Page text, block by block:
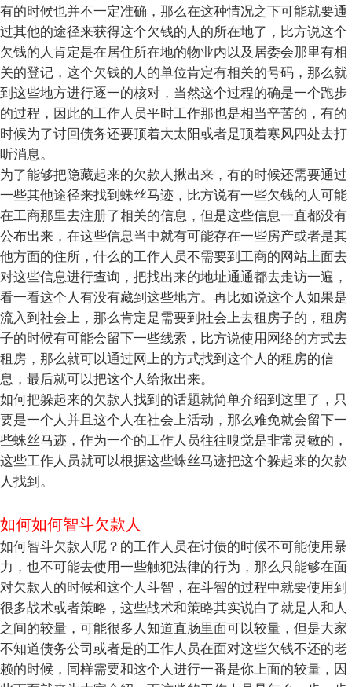
有的时候也并不一定准确，那么在这种情况之下可能就要通
过其他的途径来获得这个欠钱的人的所在地了，比方说这个
欠钱的人肯定是在居住所在地的物业内以及居委会那里有相
关的登记，这个欠钱的人的单位肯定有相关的号码，那么就
到这些地方进行逐一的核对，当然这个过程的确是一个跑步
的过程，因此的工作人员平时工作那也是相当辛苦的，有的
时候为了讨回债务还要顶着大太阳或者是顶着寒风四处去打
听消息。
为了能够把隐藏起来的欠款人揪出来，有的时候还需要通过
一些其他途径来找到蛛丝马迹，比方说有一些欠钱的人可能
在工商那里去注册了相关的信息，但是这些信息一直都没有
公布出来，在这些信息当中就有可能存在一些房产或者是其
他方面的住所，什么的工作人员不需要到工商的网站上面去
对这些信息进行查询，把找出来的地址通通都去走访一遍，
看一看这个人有没有藏到这些地方。再比如说这个人如果是
流入到社会上，那么肯定是需要到社会上去租房子的，租房
子的时候有可能会留下一些线索，比方说使用网络的方式去
租房，那么就可以通过网上的方式找到这个人的租房的信
息，最后就可以把这个人给揪出来。
如何把躲起来的欠款人找到的话题就简单介绍到这里了，只
要是一个人并且这个人在社会上活动，那么难免就会留下一
些蛛丝马迹，作为一个的工作人员往往嗅觉是非常灵敏的，
这些工作人员就可以根据这些蛛丝马迹把这个躲起来的欠款
人找到。
如何如何智斗欠款人
如何智斗欠款人呢？的工作人员在讨债的时候不可能使用暴
力，也不可能去使用一些触犯法律的行为，那么只能够在面
对欠款人的时候和这个人斗智，在斗智的过程中就要使用到
很多战术或者策略，这些战术和策略其实说白了就是人和人
之间的较量，可能很多人知道直肠里面可以较量，但是大家
不知道债务公司或者是的工作人员在面对这些欠钱不还的老
赖的时候，同样需要和这个人进行一番是你上面的较量，因